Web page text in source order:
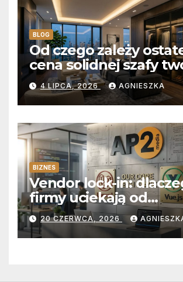
BLOG
Od czego zależy
cena solidnej szafy
na wymiar?
4 LIPCA, 2026 AGNIESZKA
BIZNES
Vendor lock-in:
firmy uciekają od
abonamentów do
kodu
20 CZERWCA, 2026